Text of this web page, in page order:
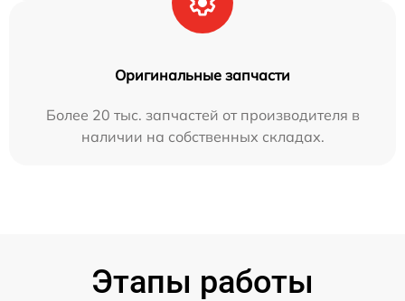
Оригинальные запчасти
Более 20 тыс. запчастей от производителя в
наличии на собственных складах.
Этапы работы